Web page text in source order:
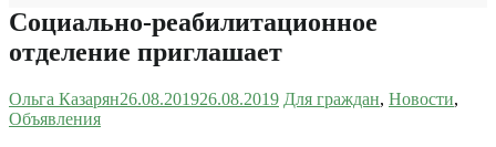
Социально-реабилитационное
отделение приглашает
Ольга Казарян26.08.201926.08.2019 Для граждан, Новости,
Объявления